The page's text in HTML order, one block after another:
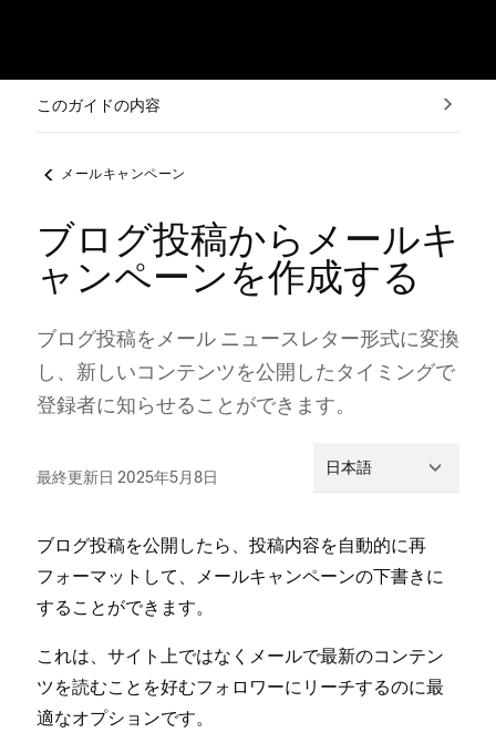
このガイドの内容
メールキャンペーン
ブログ投稿からメールキ
ャンペーンを作成する
ブログ投稿をメ⁠ール ニ⁠ュ⁠ースレタ⁠ー形式に変換
し⁠、新しいコンテンツを公開したタイミングで
登録者に知らせることができます⁠。
最終更新日 2025年5月8日 日本語
ブログ投稿を公開したら⁠、投稿内容を自動的に再
フ⁠ォ⁠ーマ⁠ットして⁠、メ⁠ールキ⁠ャンペ⁠ーンの下書きに
することができます⁠。
これは⁠、サイト上ではなくメ⁠ールで最新のコンテン
ツを読むことを好むフ⁠ォロワ⁠ーにリ⁠ーチするのに最
適なオプシ⁠ョンです⁠。